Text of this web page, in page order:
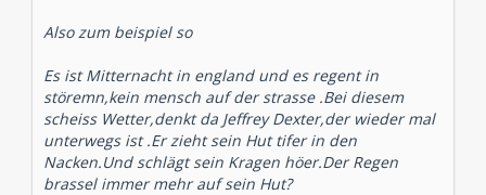
Also zum beispiel so
Es ist Mitternacht in england und es regent in
störemn,kein mensch auf der strasse .Bei diesem
scheiss Wetter,denkt da Jeffrey Dexter,der wieder mal
unterwegs ist .Er zieht sein Hut tifer in den
Nacken.Und schlägt sein Kragen höer.Der Regen
brassel immer mehr auf sein Hut?